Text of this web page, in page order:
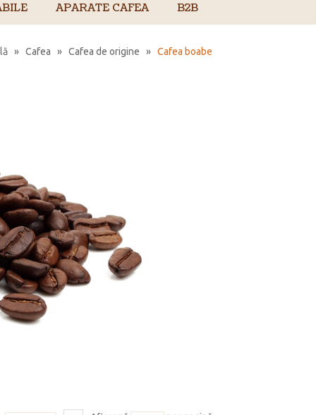
APARATE CAFEA B2B
» Cafea » Cafea de origine » Cafea boabe